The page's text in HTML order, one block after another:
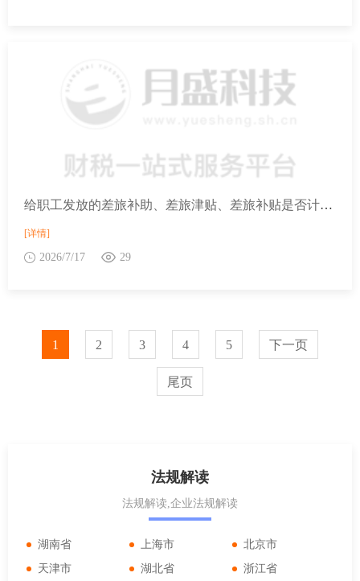
给职工发放的差旅补助、差旅津贴、差旅补贴是否计入企业职工社保费缴费工资？
[详情]
2026/7/17 29
1 2 3 4 5 下一页
尾页
法规解读
法规解读,企业法规解读
湖南省 上海市
北京市
天津市
湖北省 浙江省